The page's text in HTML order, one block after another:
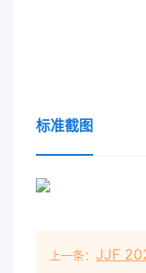
标准截图
上一条： JJF